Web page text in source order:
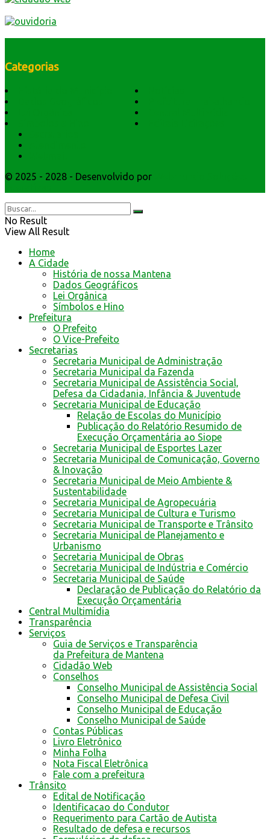
Categorias
© 2025 - 2028 - Desenvolvido por
No Result
View All Result
Home
A Cidade
História de nossa Mantena
Dados Geográficos
Lei Orgânica
Símbolos e Hino
Prefeitura
O Prefeito
O Vice-Prefeito
Secretarias
Secretaria Municipal de Administração
Secretaria Municipal da Fazenda
Secretaria Municipal de Assistência Social,
Defesa da Cidadania, Infância & Juventude
Secretaria Municipal de Educação
Relação de Escolas do Município
Publicação do Relatório Resumido de
Execução Orçamentária ao Siope
Secretaria Municipal de Esportes Lazer
Secretaria Municipal de Comunicação, Governo
& Inovação
Secretaria Municipal de Meio Ambiente &
Sustentabilidade
Secretaria Municipal de Agropecuária
Secretaria Municipal de Cultura e Turismo
Secretaria Municipal de Transporte e Trânsito
Secretaria Municipal de Planejamento e
Urbanismo
Secretaria Municipal de Obras
Secretaria Municipal de Indústria e Comércio
Secretaria Municipal de Saúde
Declaração de Publicação do Relatório da
Execução Orçamentária
Central Multimídia
Transparência
Serviços
Guia de Serviços e Transparência
da Prefeitura de Mantena
Cidadão Web
Conselhos
Conselho Municipal de Assistência Social
Conselho Municipal de Defesa Civil
Conselho Municipal de Educação
Conselho Municipal de Saúde
Contas Públicas
Livro Eletrônico
Minha Folha
Nota Fiscal Eletrônica
Fale com a prefeitura
Trânsito
Edital de Notificação
Identificacao do Condutor
Requerimento para Cartão de Autista
Resultado de defesa e recursos